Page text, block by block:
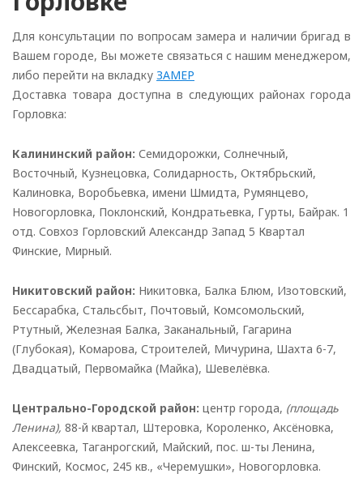
Для консультации по вопросам замера и наличии бригад в
Вашем городе, Вы можете связаться с нашим менеджером,
либо перейти на вкладку ЗАМЕР
Доставка товара доступна в следующих районах города
Горловка:
Калининский район: Семидорожки, Солнечный,
Восточный, Кузнецовка, Солидарность, Октябрьский,
Калиновка, Воробьевка, имени Шмидта, Румянцево,
Новогорловка, Поклонский, Кондратьевка, Гурты, Байрак. 1
отд. Совхоз Горловский Александр Запад 5 Квартал
Финские, Мирный.
Никитовский район: Никитовка, Балка Блюм, Изотовский,
Бессарабка, Стальсбыт, Почтовый, Комсомольский,
Ртутный, Железная Балка, Заканальный, Гагарина
(Глубокая), Комарова, Строителей, Мичурина, Шахта 6-7,
Двадцатый, Первомайка (Майка), Шевелёвка.
Центрально-Городской район: центр города, (площадь
Ленина), 88-й квартал, Штеровка, Короленко, Аксёновка,
Алексеевка, Таганрогский, Майский, пос. ш-ты Ленина,
Финский, Космос, 245 кв., «Черемушки», Новогорловка.